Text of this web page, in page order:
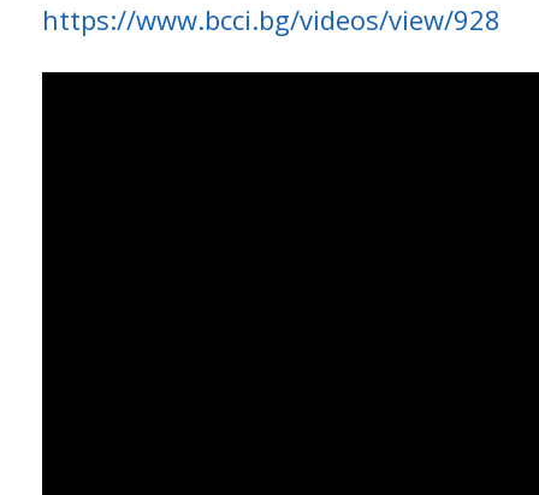
https://www.bcci.bg/videos/view/928